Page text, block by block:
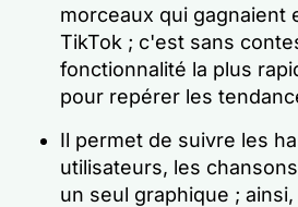
morceaux qui gagnaient
TikTok ; c'est sans
fonctionnalité la plus
pour repérer les
Il permet de suivre les
utilisateurs, les
un seul graphique ;